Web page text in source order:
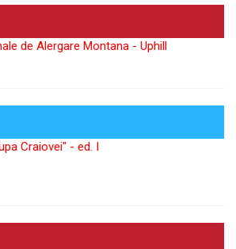
de Alergare Montana - Uphill
Craiovei" - ed. I